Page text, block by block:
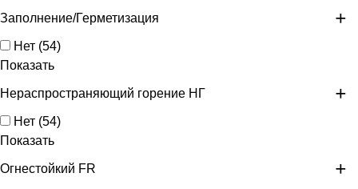
Заполнение/Герметизация
Нет (54)
Показать
Нераспространяющий горение НГ
Нет (54)
Показать
Огнестойкий FR